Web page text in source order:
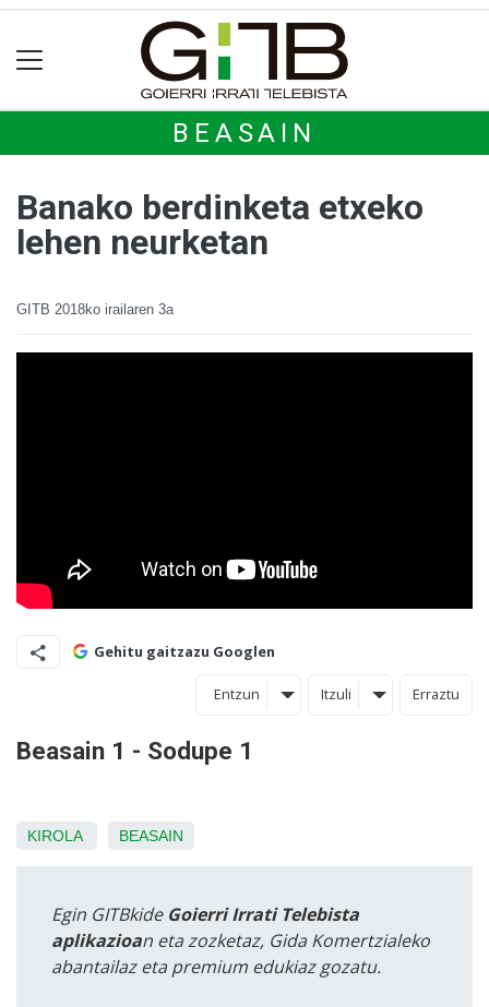
BEASAIN
Banako berdinketa etxeko
lehen neurketan
GITB 2018ko irailaren 3a
Gehitu gaitzazu Googlen
Entzun Itzuli Erraztu
Beasain 1 - Sodupe 1
KIROLA BEASAIN
Egin GITBkide Goierri Irrati Telebista
aplikazioan eta zozketaz, Gida Komertzialeko
abantailaz eta premium edukiaz gozatu.